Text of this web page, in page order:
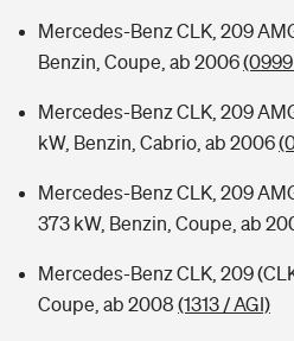
Mercedes-Benz CLK, 209
Benzin, Coupe, ab 2006
Mercedes-Benz CLK, 209
kW, Benzin, Cabrio, ab 2006
Mercedes-Benz CLK, 209
373 kW, Benzin, Coupe, ab
Mercedes-Benz CLK, 209
Coupe, ab 2008 (1313 / AGI)